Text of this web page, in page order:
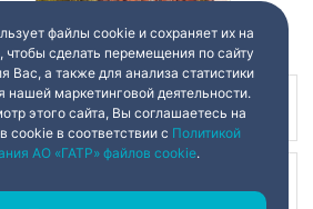
в
в
файлы cookie и сохраняет их на
сделать перемещения по сайту
Вас, а также для анализа статистики
нашей маркетинговой деятельности.
этого сайта, Вы соглашаетесь на
cookie в соответствии с Политикой
АО «ГАТР» файлов cookie.